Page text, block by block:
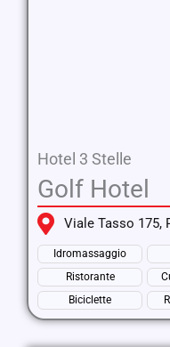
Hotel 3 Stelle
Golf Hotel
Viale Tasso 175,
Idromassaggio
Ristorante
Biciclette